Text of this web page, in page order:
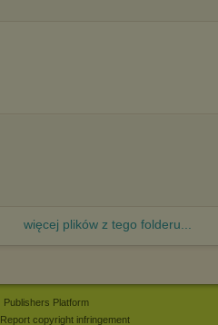
więcej plików z tego folderu...
Publishers Platform
Report copyright infringement